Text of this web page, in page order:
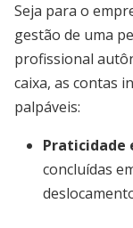
Seja para o
gestão de uma
profissional
caixa, as contas
palpáveis:
Praticidade
concluídas